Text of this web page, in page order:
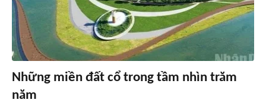
Những miền đất cổ trong tầm nhìn trăm
năm